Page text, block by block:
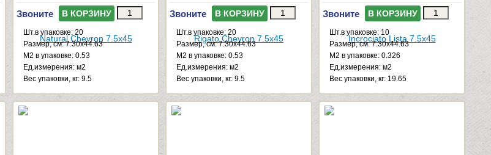
Звоните В КОРЗИНУ
Шт.в упаковке: 20
Размер, см: 7.30x44.63
М2 в упаковке: 0.53
Ед.измерения: м2
Веc упаковки, кг: 9.5
Звоните В КОРЗИНУ
Шт.в упаковке: 20
Размер, см: 7.30x44.63
М2 в упаковке: 0.53
Ед.измерения: м2
Веc упаковки, кг: 9.5
Звоните В КОРЗИНУ
Шт.в упаковке: 10
Размер, см: 7.30x44.63
М2 в упаковке: 0.326
Ед.измерения: м2
Веc упаковки, кг: 19.65